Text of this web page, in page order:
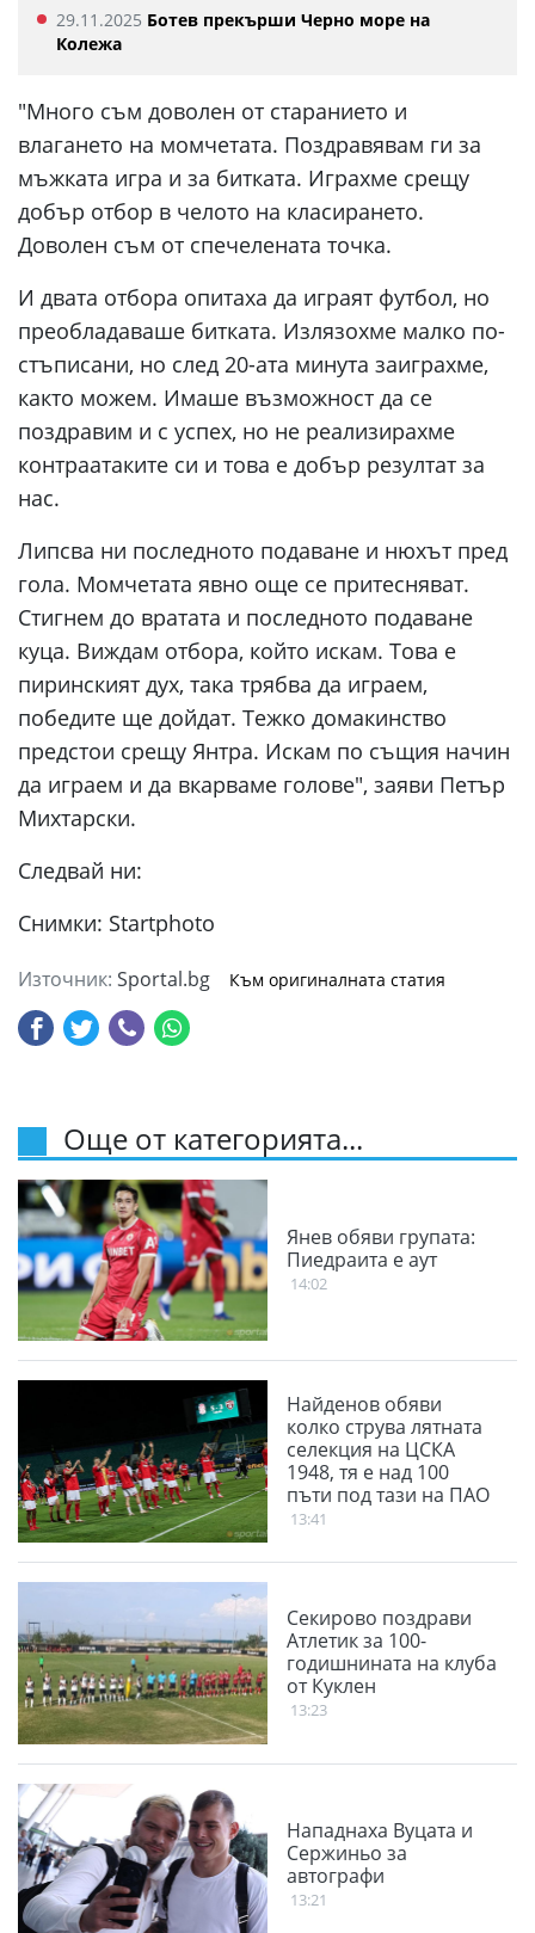
29.11.2025 Ботев прекърши Черно море на
Колежа
"Много съм доволен от старанието и
влагането на момчетата. Поздравявам ги за
мъжката игра и за битката. Играхме срещу
добър отбор в челото на класирането.
Доволен съм от спечелената точка.
И двата отбора опитаха да играят футбол, но
преобладаваше битката. Излязохме малко по-
стъписани, но след 20-ата минута заиграхме,
както можем. Имаше възможност да се
поздравим и с успех, но не реализирахме
контраатаките си и това е добър резултат за
нас.
Липсва ни последното подаване и нюхът пред
гола. Момчетата явно още се притесняват.
Стигнем до вратата и последното подаване
куца. Виждам отбора, който искам. Това е
пиринският дух, така трябва да играем,
победите ще дойдат. Тежко домакинство
предстои срещу Янтра. Искам по същия начин
да играем и да вкарваме голове", заяви Петър
Михтарски.
Следвай ни:
Снимки: Startphoto
Източник: Sportal.bg Към оригиналната статия
Още от категорията...
Янев обяви групата:
Пиедраита е аут
14:02
Найденов обяви
колко струва лятната
селекция на ЦСКА
1948, тя е над 100
пъти под тази на ПАО
13:41
Секирово поздрави
Атлетик за 100-
годишнината на клуба
от Куклен
13:23
Нападнаха Вуцата и
Сержиньо за
автографи
13:21